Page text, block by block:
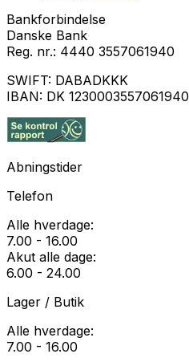
Bankforbindelse
Danske Bank
Reg. nr.: 4440 3557061940
SWIFT: DABADKKK
IBAN: DK 1230003557061940
Abningstider
Telefon
Alle hverdage:
7.00 - 16.00
Akut alle dage:
6.00 - 24.00
Lager / Butik
Alle hverdage:
7.00 - 16.00